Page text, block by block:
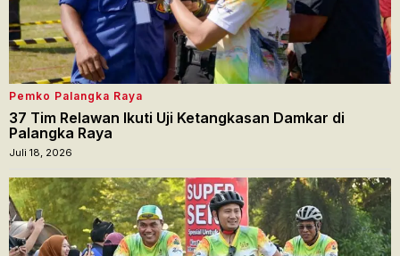
Pemko Palangka Raya
37 Tim Relawan Ikuti Uji Ketangkasan Damkar di
Palangka Raya
Juli 18, 2026